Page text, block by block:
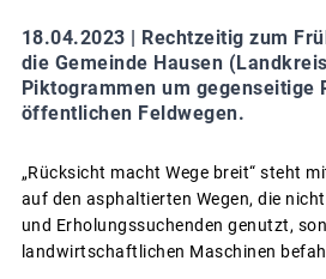
18.04.2023 | Rechtzeitig zum
die Gemeinde Hausen
Piktogrammen um gegenseitige
öffentlichen Feldwegen.
„Rücksicht macht Wege breit“ steht
auf den asphaltierten Wegen, die
und Erholungssuchenden genutzt,
landwirtschaftlichen Maschinen